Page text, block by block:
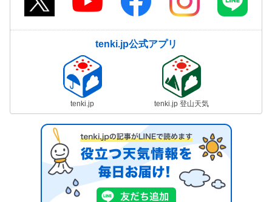
tenki.jp公式アプリ
tenki.jp tenki.jp 登山天気